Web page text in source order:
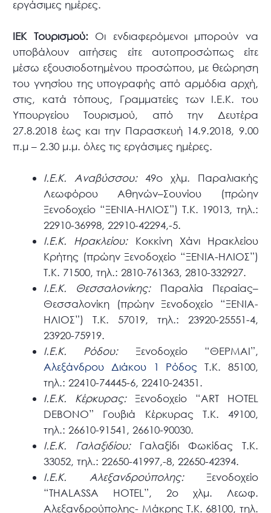
εργάσιμες ημέρες.
ΙΕΚ Τουρισμού:Oι ενδιαφερόμενοι μπορούν να
υποβάλουν αιτήσεις είτε αυτοπροσώπως είτε
μέσω εξουσιοδοτημένου προσώπου, με θεώρηση
του γνησίου της υπογραφής από αρμόδια αρχή,
στις, κατά τόπους, Γραμματείες των Ι.Ε.Κ. του
Υπουργείου Τουρισμού, από την Δευτέρα
27.8.2018 έως και την Παρασκευή 14.9.2018, 9.00
π.μ – 2.30 μ.μ. όλες τις εργάσιμες ημέρες.
Ι.Ε.Κ. Αναβύσσου:49ο χλμ. Παραλιακής
Λεωφόρου Αθηνών–Σουνίου (πρώην
Ξενοδοχείο “ΞΕΝΙΑ-ΗΛΙΟΣ”) T.K. 19013, τηλ.:
22910-36998, 22910-42294,-5.
Ι.Ε.Κ. Ηρακλείου:Κοκκίνη Χάνι Ηρακλείου
Κρήτης (πρώην Ξενοδοχείο “ΞΕΝΙΑ-ΗΛΙΟΣ”)
T.K. 71500, τηλ.: 2810-761363, 2810-332927.
Ι.Ε.Κ. Θεσσαλονίκης:Παραλία Περαίας–
Θεσσαλονίκη (πρώην Ξενοδοχείο “ΞΕΝΙΑ-
ΗΛΙΟΣ”) T.K. 57019, τηλ.: 23920-25551-4,
23920-75919.
Ι.Ε.Κ. Ρόδου:Ξενοδοχείο “ΘΕΡΜΑΙ”,
Αλεξάνδρου Διάκου 1 Ρόδος T.K. 85100,
τηλ.: 22410-74445-6, 22410-24351.
Ι.Ε.Κ. Κέρκυρας:Ξενοδοχείο “ART HOTEL
DEBONO” Γουβιά Κέρκυρας T.K. 49100,
τηλ.: 26610-91541, 26610-90030.
Ι.Ε.Κ. Γαλαξιδίου:Γαλαξίδι Φωκίδας T.K.
33052, τηλ.: 22650-41997,-8, 22650-42394.
Ι.Ε.Κ. Αλεξανδρούπολης:Ξενοδοχείο
“THALASSA HOTEL”, 2ο χλμ. Λεωφ.
Αλεξανδρούπολης- Μάκρης T.K. 68100, τηλ.